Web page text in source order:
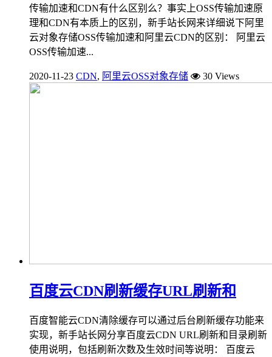
传输加速和CDN有什么区别么？事实上OSS传输加速原
理和CDN有本质上的区别，新手站长网来详细说下阿里
云对象存储OSS传输加速和阿里云CDN的区别： 阿里云
OSS传输加速...
2020-11-23 CDN, 阿里云OSS对象存储 30 Views
百度云CDN刷新缓存URL刷新和
百度智能云CDN清除缓存可以通过后台刷新缓存功能来
实现，新手站长网分享百度云CDN URL刷新和目录刷新
使用说明，包括刷新次数及生效时间等说明： 百度云